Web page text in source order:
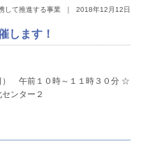
して推進する事業 ｜ 2018年12月12日
します！
午前１０時～１１時３０分 ☆
ンター２